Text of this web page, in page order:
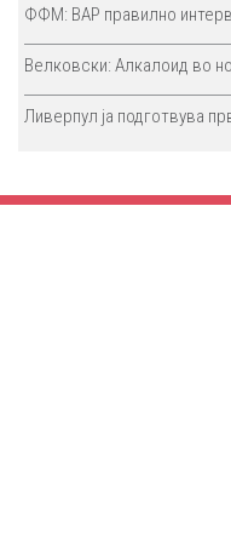
ФФМ: ВАР правилно
Велковски: Алкалоид во
Ливерпул ја подготвува